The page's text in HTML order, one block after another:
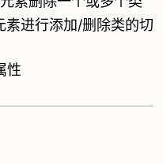
进行添加/删除类的切
性